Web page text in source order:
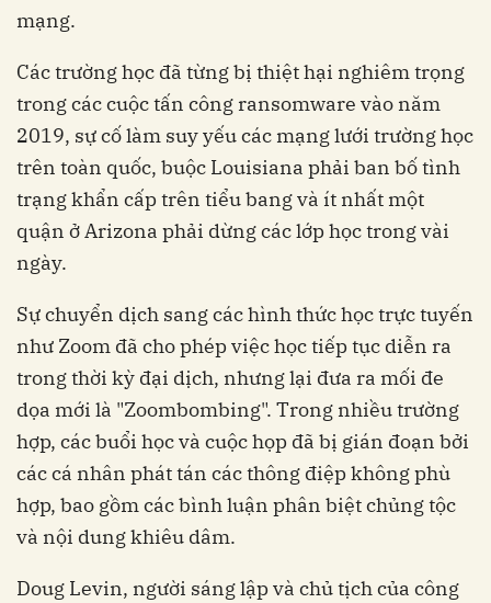
mạng.
Các trường học đã từng bị thiệt hại nghiêm trọng
trong các cuộc tấn công ransomware vào năm
2019, sự cố làm suy yếu các mạng lưới trường học
trên toàn quốc, buộc Louisiana phải ban bố tình
trạng khẩn cấp trên tiểu bang và ít nhất một
quận ở Arizona phải dừng các lớp học trong vài
ngày.
Sự chuyển dịch sang các hình thức học trực tuyến
như Zoom đã cho phép việc học tiếp tục diễn ra
trong thời kỳ đại dịch, nhưng lại đưa ra mối đe
dọa mới là "Zoombombing". Trong nhiều trường
hợp, các buổi học và cuộc họp đã bị gián đoạn bởi
các cá nhân phát tán các thông điệp không phù
hợp, bao gồm các bình luận phân biệt chủng tộc
và nội dung khiêu dâm.
Doug Levin, người sáng lập và chủ tịch của công